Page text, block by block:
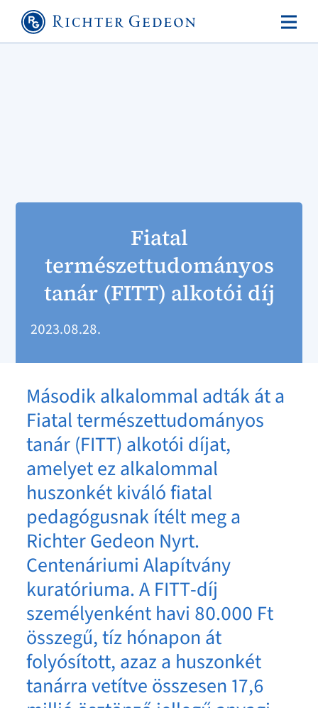
Fiatal
természettudományos
tanár (FITT) alkotói díj
2023.08.28.
Második alkalommal adták át a
Fiatal természettudományos
tanár (FITT) alkotói díjat,
amelyet ez alkalommal
huszonkét kiváló fiatal
pedagógusnak ítélt meg a
Richter Gedeon Nyrt.
Centenáriumi Alapítvány
kuratóriuma. A FITT-díj
személyenként havi 80.000 Ft
összegű, tíz hónapon át
folyósított, azaz a huszonkét
tanárra vetítve összesen 17,6